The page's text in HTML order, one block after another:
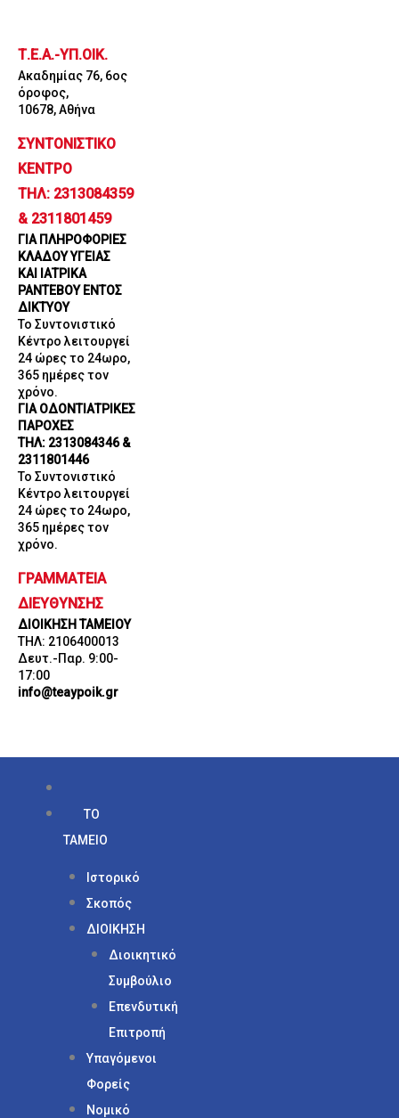
περιεχόμενο
Τ.Ε.Α.-ΥΠ.ΟΙΚ.
Ακαδημίας 76, 6ος
όροφος,
10678, Αθήνα
ΣΥΝΤΟΝΙΣΤΙΚΟ
ΚΕΝΤΡΟ
ΤΗΛ: 2313084359
& 2311801459
ΓΙΑ ΠΛΗΡΟΦΟΡΙΕΣ
ΚΛΑΔΟΥ ΥΓΕΙΑΣ
ΚΑΙ ΙΑΤΡΙΚΑ
ΡΑΝΤΕΒΟΥ ΕΝΤΟΣ
ΔΙΚΤΥΟΥ
Το Συντονιστικό
Κέντρο λειτουργεί
24 ώρες το 24ωρο,
365 ημέρες τον
χρόνο.
ΓΙΑ ΟΔΟΝΤΙΑΤΡΙΚΕΣ
ΠΑΡΟΧΕΣ
ΤΗΛ: 2313084346 &
2311801446
Το Συντονιστικό
Κέντρο λειτουργεί
24 ώρες το 24ωρο,
365 ημέρες τον
χρόνο.
ΓΡΑΜΜΑΤΕΙΑ
ΔΙΕΥΘΥΝΣΗΣ
ΔΙΟΙΚΗΣΗ ΤΑΜΕΙΟΥ
ΤΗΛ: 2106400013
Δευτ.-Παρ. 9:00-
17:00
info@teaypoik.gr
ΤΟ
ΤΑΜΕΙΟ
Ιστορικό
Σκοπός
ΔΙΟΙΚΗΣΗ
Διοικητικό
Συμβούλιο
Επενδυτική
Επιτροπή
Υπαγόμενοι
Φορείς
Νομικό